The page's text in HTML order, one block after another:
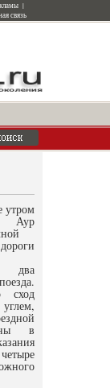
|
связь
утром
Аур
два
сход
в